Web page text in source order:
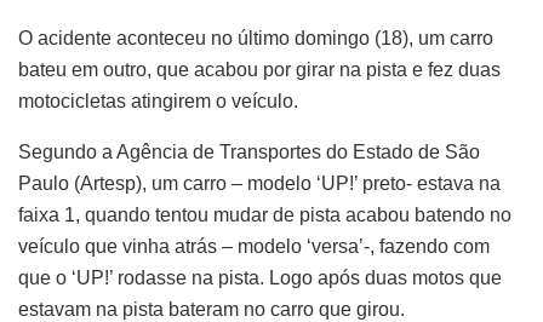
O acidente aconteceu no último domingo (18), um carro
bateu em outro, que acabou por girar na pista e fez duas
motocicletas atingirem o veículo.
Segundo a Agência de Transportes do Estado de São
Paulo (Artesp), um carro – modelo ‘UP!’ preto- estava na
faixa 1, quando tentou mudar de pista acabou batendo no
veículo que vinha atrás – modelo ‘versa’-, fazendo com
que o ‘UP!’ rodasse na pista. Logo após duas motos que
estavam na pista bateram no carro que girou.